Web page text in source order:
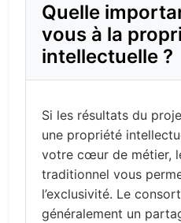
Quelle
vous à la
intellectuelle ?
Si les résultats du
une propriété
votre cœur de métier,
traditionnel vous
l’exclusivité. Le
généralement un